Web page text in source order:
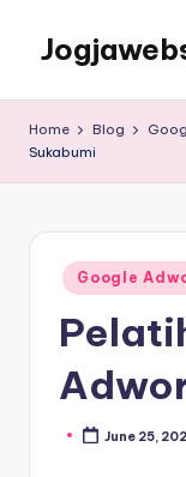
Home Blog
Sukabumi
Google
June 25,